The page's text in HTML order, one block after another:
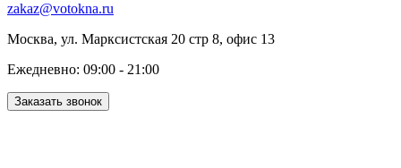
zakaz@votokna.ru
Москва, ул. Марксистская 20 стр 8, офис 13
Ежедневно: 09:00 - 21:00
Заказать звонок